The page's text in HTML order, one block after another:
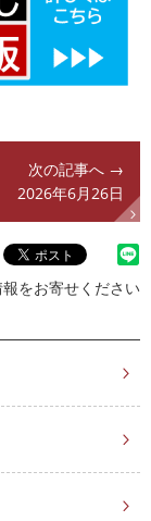
次の記事へ →
2026年6月26日
をお寄せください